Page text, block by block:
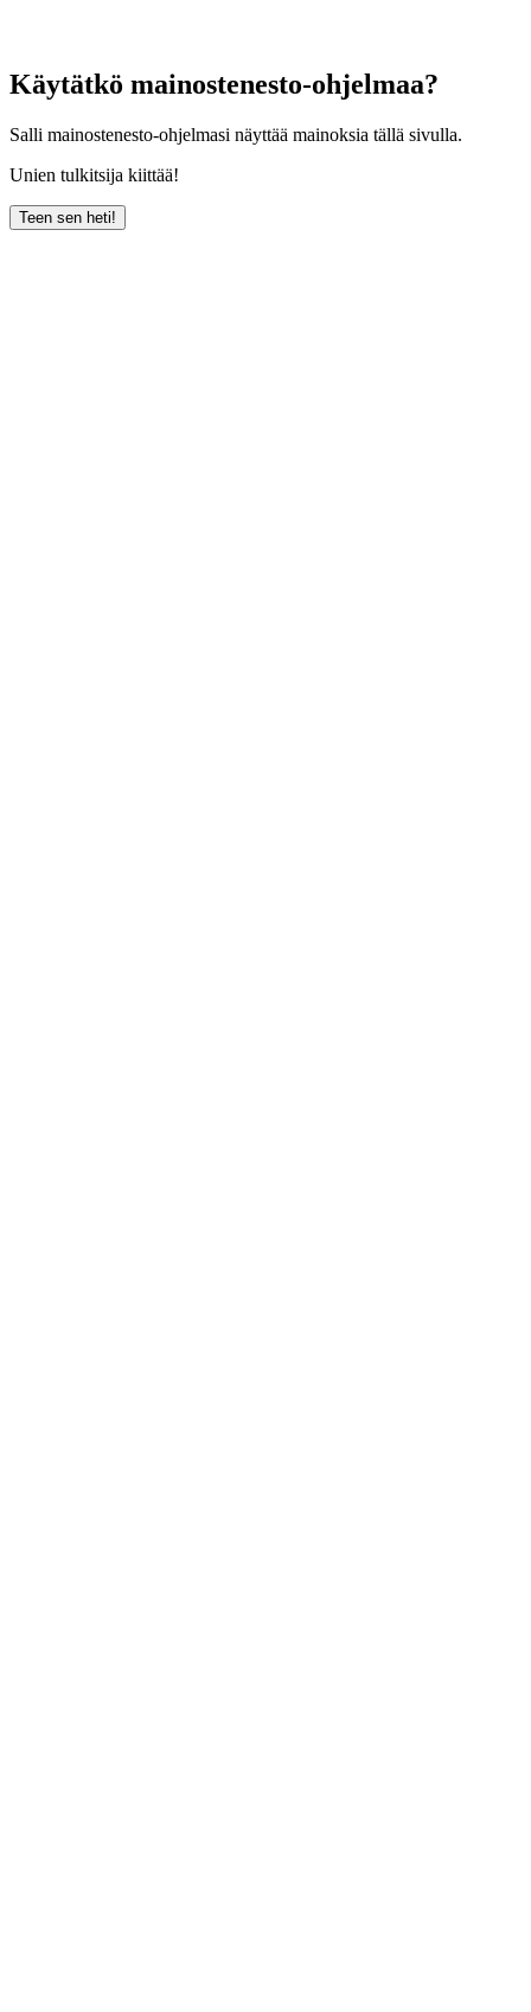
Käytätkö mainostenesto-ohjelmaa?
Salli mainostenesto-ohjelmasi näyttää mainoksia tällä sivulla.
Unien tulkitsija kiittää!
Teen sen heti!